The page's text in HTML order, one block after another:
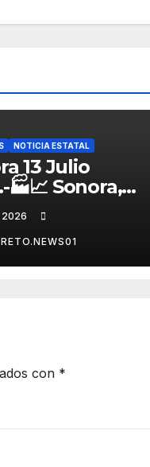
NOTICIA ESTATAL
13 Julio
🏭📈 Sonora,
líderes
en
2026
con *